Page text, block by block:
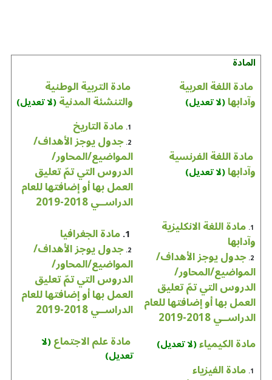
المادة
مادة اللغة العربية
وآدابها(لا تعديل)
مادة التربية الوطنية
والتنشئة المدنية(لا تعديل)
مادة اللغة الفرنسية
وآدابها(لا تعديل)
مادة التاريخ
2. جدول يوجز الأهداف/
المواضيع/المحاور/
الدروس التي تمّ تعليق
العمل بها أو إضافتها للعام
الدراســي 2018-2019
مادة اللغة الانكليزية
وآدابها
2. جدول يوجز الأهداف/
المواضيع/المحاور/
الدروس التي تمّ تعليق
العمل بها أو إضافتها للعام
الدراســي 2018-2019
1. مادة الجغرافيا
2. جدول يوجز الأهداف/
المواضيع/المحاور/
الدروس التي تمّ تعليق
العمل بها أو إضافتها للعام
الدراســي 2018-2019
مادة الكيمياء(لا تعديل) مادة علم الاجتماع(لا
تعديل)
مادة الفيزياء